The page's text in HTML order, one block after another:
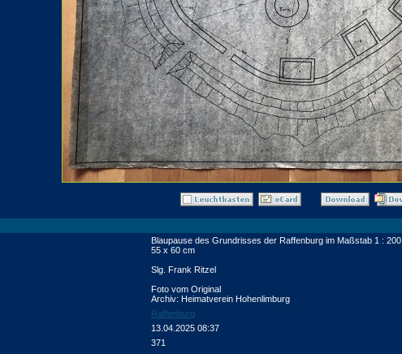
Blaupause des Grundrisses der Raffenburg im Maßstab 1 : 200.
55 x 60 cm
Slg. Frank Ritzel
Foto vom Original
Archiv: Heimatverein Hohenlimburg
Raffenburg
13.04.2025 08:37
371